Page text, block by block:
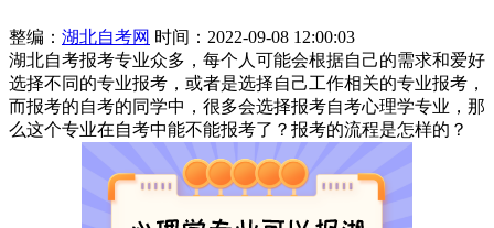
整编： 湖北自考网 时间：2022-09-08 12:00:03
湖北自考报考专业众多，每个人可能会根据自己的需求和爱好
选择不同的专业报考，或者是选择自己工作相关的专业报考，
而报考的自考的同学中，很多会选择报考自考心理学专业，那
么这个专业在自考中能不能报考了？报考的流程是怎样的？